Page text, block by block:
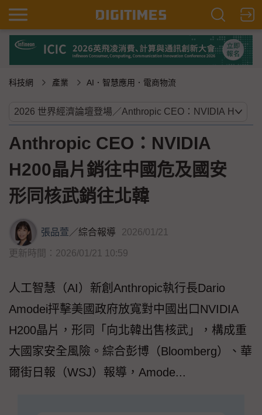
科技網 產業 AI．智慧應用．電商物流
Anthropic CEO：NVIDIA
H200晶片銷往中國危及國安
形同核武銷往北韓
張品萱／綜合報導 2026/01/21
更新時間：2026/01/21 10:59
人工智慧（AI）新創Anthropic執行長Dario
Amodei抨擊美國政府放寬對中國出口NVIDIA
H200晶片，形同「向北韓出售核武」，構成重
大國家安全風險。綜合彭博（Bloomberg）、華
爾街日報（WSJ）報導，Amode...